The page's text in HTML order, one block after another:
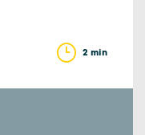
2 min